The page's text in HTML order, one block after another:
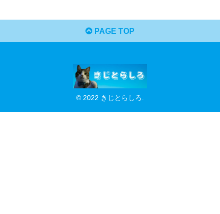
PAGE TOP
© 2022 きじとらしろ.